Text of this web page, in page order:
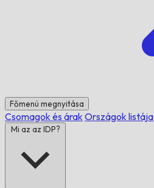
Főmenü megnyitása
Csomagok és árak Országok listája
Mi az az IDP?